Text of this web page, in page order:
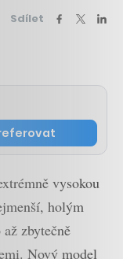
Sdílet
vysokou
holým
zbytečně
Nový model